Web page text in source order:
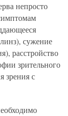
непросто
сужение
расстройство
зрительного
зрения с